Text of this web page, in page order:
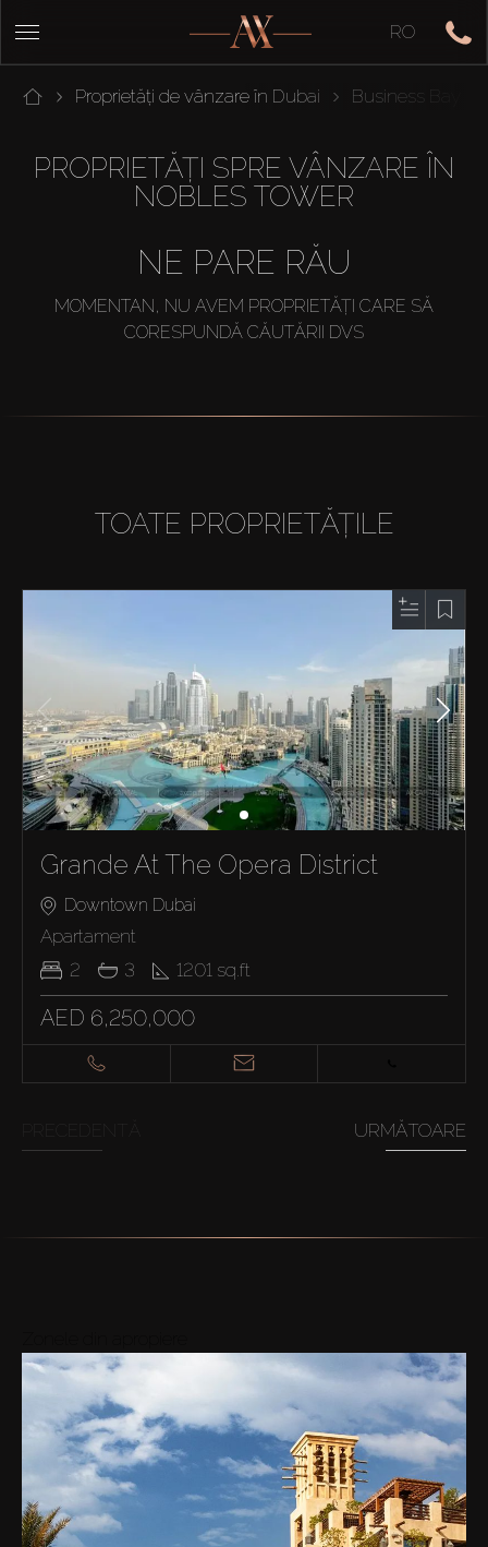
RO
Proprietăți de vânzare în Dubai Business Bay
PROPRIETĂȚI SPRE VÂNZARE ÎN
NOBLES TOWER
NE PARE RĂU
MOMENTAN, NU AVEM PROPRIETĂȚI CARE SĂ
CORESPUNDĂ CĂUTĂRII DVS
TOATE PROPRIETĂȚILE
Grande At The Opera District
Downtown Dubai
Apartament
2
3 1201 sq.ft
AED 6,250,000
URMĂTOARE